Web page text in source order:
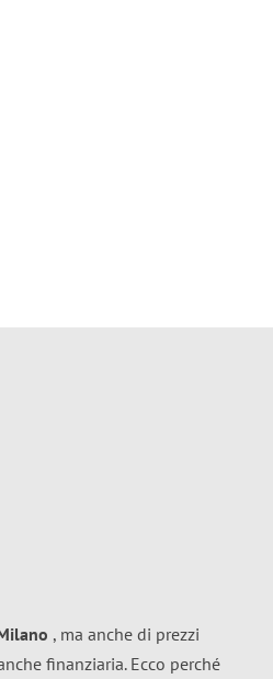
, ma anche di prezzi
finanziaria. Ecco perché